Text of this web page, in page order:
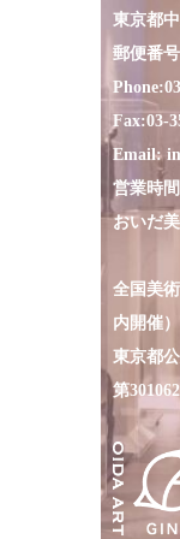
東京都
郵便番
Phone:
Fax:03-
Email:
営業時
おいだ
全国美
内開催）
東京都
第